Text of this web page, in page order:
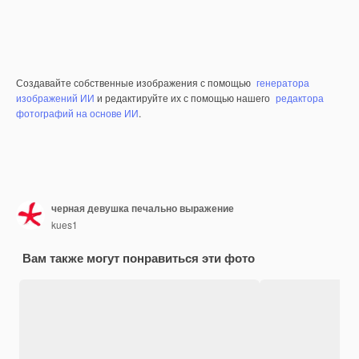
Создавайте собственные изображения с помощью генератора
изображений ИИ и редактируйте их с помощью нашего редактора
фотографий на основе ИИ.
черная девушка печально выражение
kues1
Вам также могут понравиться эти фото